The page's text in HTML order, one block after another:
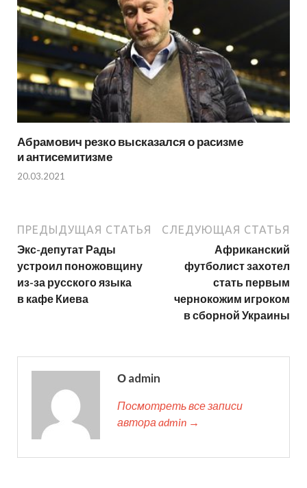
Абрамович резко высказался о расизме
и антисемитизме
20.03.2021
ПРЕДЫДУЩАЯ СТАТЬЯ
Экс-депутат Рады
устроил поножовщину
из-за русского языка
в кафе Киева
СЛЕДУЮЩАЯ СТАТЬЯ
Африканский
футболист захотел
стать первым
чернокожим игроком
в сборной Украины
О admin
Посмотреть все записи
автора admin →